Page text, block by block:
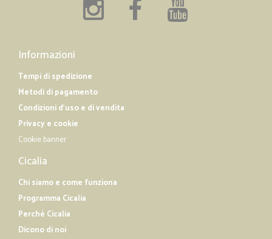
Informazioni
Tempi di spedizione
Metodi di pagamento
Condizioni d'uso e di vendita
Privacy e cookie
Cookie banner
Cicalia
Chi siamo e come funziona
Programma Cicalia
Perché Cicalia
Dicono di noi